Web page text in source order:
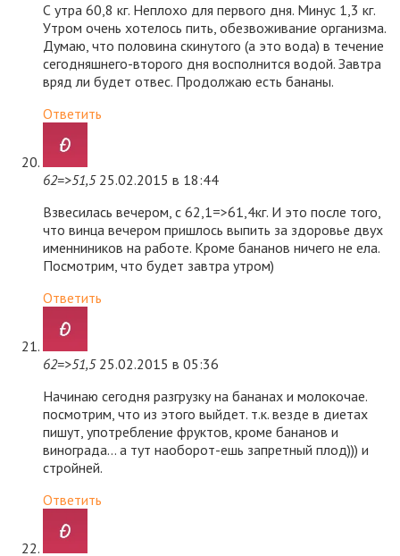
С утра 60,8 кг. Неплохо для первого дня. Минус 1,3 кг.
Утром очень хотелось пить, обезвоживание организма.
Думаю, что половина скинутого (а это вода) в течение
сегодняшнего-второго дня восполнится водой. Завтра
вряд ли будет отвес. Продолжаю есть бананы.
Ответить
62=>51,5 25.02.2015 в 18:44
Взвесилась вечером, с 62,1=>61,4кг. И это после того,
что винца вечером пришлось выпить за здоровье двух
именниников на работе. Кроме бананов ничего не ела.
Посмотрим, что будет завтра утром)
Ответить
62=>51,5 25.02.2015 в 05:36
Начинаю сегодня разгрузку на бананах и молокочае.
посмотрим, что из этого выйдет. т.к. везде в диетах
пишут, употребление фруктов, кроме бананов и
винограда… а тут наоборот-ешь запретный плод))) и
стройней.
Ответить